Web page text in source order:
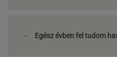
Egész évben fel tudom